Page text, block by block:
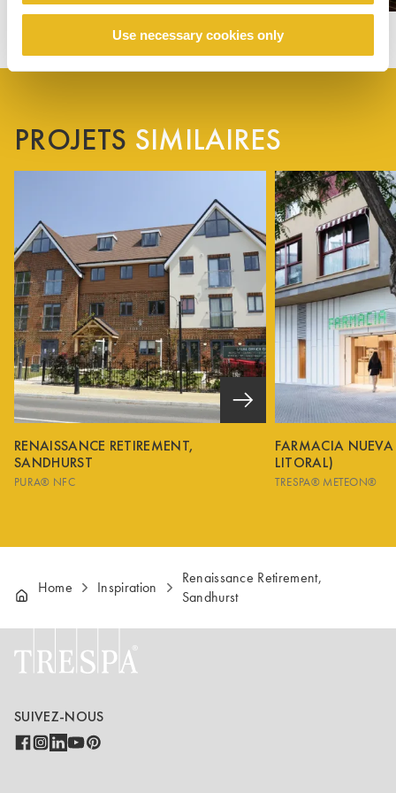
Use necessary cookies only
PROJETS SIMILAIRES
RENAISSANCE RETIREMENT,
SANDHURST
PURA® NFC
FARMACIA
LITORAL)
TRESPA® METEON®
Home Inspiration
Renaissance Retirement,
Sandhurst
SUIVEZ-NOUS